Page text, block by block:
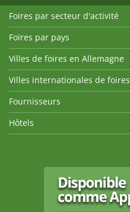
Foires par secteur d'activité
Foires par pays
Villes de foires en Allemagne
Villes internationales de foires
Fournisseurs
Hôtels